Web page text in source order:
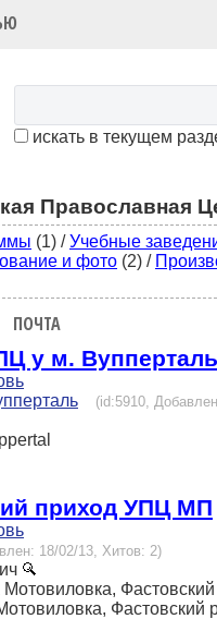
искать в текущем
Православная
(1) /Учебные
и фото (2) /
ПОЧТА
у м. Вупперталь
(id:5910,
приход УПЦ МП
18/02/13, Хитов: 2)
Фастовский